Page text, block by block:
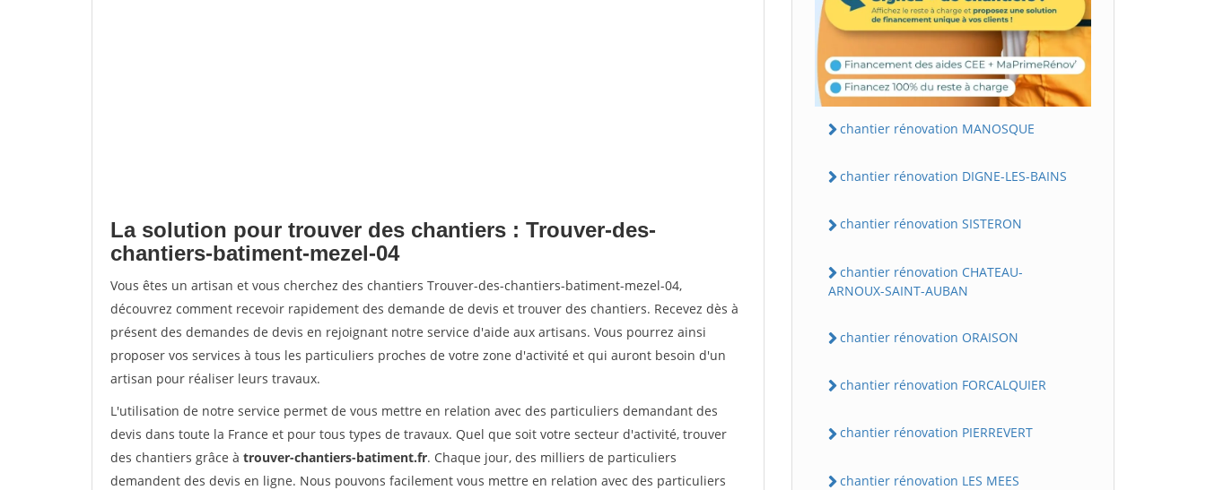
La solution pour trouver des chantiers : Trouver-des-
chantiers-batiment-mezel-04
Vous êtes un artisan et vous cherchez des chantiers Trouver-des-chantiers-batiment-mezel-04,
découvrez comment recevoir rapidement des demande de devis et trouver des chantiers. Recevez dès à
présent des demandes de devis en rejoignant notre service d'aide aux artisans. Vous pourrez ainsi
proposer vos services à tous les particuliers proches de votre zone d'activité et qui auront besoin d'un
artisan pour réaliser leurs travaux.
L'utilisation de notre service permet de vous mettre en relation avec des particuliers demandant des
devis dans toute la France et pour tous types de travaux. Quel que soit votre secteur d'activité, trouver
des chantiers grâce à trouver-chantiers-batiment.fr. Chaque jour, des milliers de particuliers
demandent des devis en ligne. Nous pouvons facilement vous mettre en relation avec des particuliers
chantier rénovation MANOSQUE
chantier rénovation DIGNE-LES-BAINS
chantier rénovation SISTERON
chantier rénovation CHATEAU-
ARNOUX-SAINT-AUBAN
chantier rénovation ORAISON
chantier rénovation FORCALQUIER
chantier rénovation PIERREVERT
chantier rénovation LES MEES